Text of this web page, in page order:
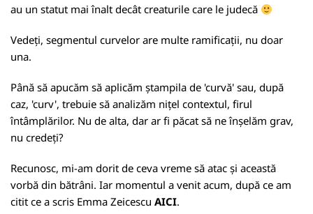
au un statut mai înalt decât creaturile care le judecă
Vedeți, segmentul curvelor are multe ramificații, nu doar
una.
Până să apucăm să aplicăm ștampila de 'curvă' sau, după
caz, 'curv', trebuie să analizăm nițel contextul, firul
întâmplărilor. Nu de alta, dar ar fi păcat să ne înșelăm grav,
nu credeți?
Recunosc, mi-am dorit de ceva vreme să atac și această
vorbă din bătrâni. Iar momentul a venit acum, după ce am
citit ce a scris Emma Zeicescu AICI.